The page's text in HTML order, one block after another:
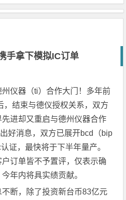
手拿下模拟IC订单
仪器（ti）合作大门！多年前
，结束与德仪授权关系，双方
进却又重启与德州仪器合作
好消息，双方已展开bcd（bip
证，最快将于下半年量产。
订单皆不予置评，仅表示确
年内将具实绩贡献。
断，除了投资新台币83亿元